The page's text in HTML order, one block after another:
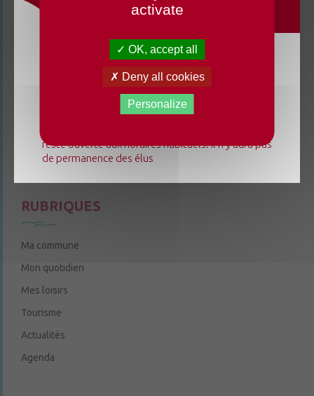
Le mardi de 9h à 12h
Le jeudi de 9h à 12h et de 14h à 18h
Nous contacter
RUBRIQUES
Ma commune
Mon quotidien
Mes loisirs
Tourisme
Actualités
Agenda
Du lundi 3 août au dimanche 23 août 2026, la
mairie déléguée de Chenillé-Changé adapte ses
horaires ⚠ Elle sera fermée les jeudis, ouverte les
lundis 3, 10 et 17 août de 9h à 12h. L'accueil de la
reste ouverte aux horaires habituels. Il n'y aura pas
de permanence des élus
activate
OK, accept all
Deny all cookies
Personalize